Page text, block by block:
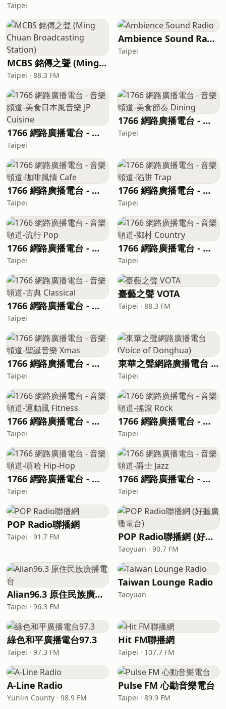
Taipei
MCBS 銘傳之聲 (Ming Chuan Broadcasting Station)
Taipei · 88.3 FM
Ambience Sound Radio
Taipei
1766 網路廣播電台 - 音樂頻道-美食日本風音樂 JP Cuisine
Taipei
1766 網路廣播電台 - 音樂頻道-美食節奏 Dining
Taipei
1766 網路廣播電台 - 音樂頻道-咖啡風情 Cafe
Taipei
1766 網路廣播電台 - 音樂頻道-陷阱 Trap
Taipei
1766 網路廣播電台 - 音樂頻道-流行 Pop
Taipei
1766 網路廣播電台 - 音樂頻道-鄉村 Country
Taipei
1766 網路廣播電台 - 音樂頻道-古典 Classical
Taipei
臺藝之聲 VOTA
Taipei · 88.3 FM
1766 網路廣播電台 - 音樂頻道-聖誕音樂 Xmas
Taipei
東華之聲網路廣播電台 (Voice of Donghua)
Taipei
1766 網路廣播電台 - 音樂頻道-運動風 Fitness
Taipei
1766 網路廣播電台 - 音樂頻道-搖滾 Rock
Taipei
1766 網路廣播電台 - 音樂頻道-嘻哈 Hip-Hop
Taipei
1766 網路廣播電台 - 音樂頻道-爵士 Jazz
Taipei
POP Radio聯播網
Taipei · 91.7 FM POP Radio聯播網 (好聽廣播電台)
Taoyuan · 90.7 FM
Alian96.3 原住民族廣播電台
Taipei · 96.3 FM
Taiwan Lounge Radio
Taoyuan
綠色和平廣播電台97.3
Taipei · 97.3 FM
Hit FM聯播網
Taipei · 107.7 FM
A-Line Radio
Yunlin County · 98.9 FM
Pulse FM 心動音樂電台
Taipei · 89.9 FM